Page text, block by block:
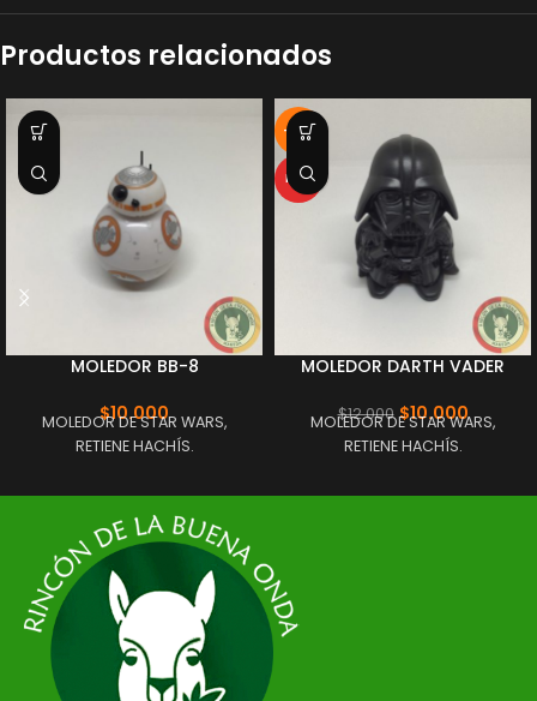
Productos relacionados
MOLEDOR BB-8
$10.000
MOLEDOR DE STAR WARS,
RETIENE HACHÍS.
-17%
HOT
MOLEDOR DARTH VADER
$12.000 $10.000
MOLEDOR DE STAR WARS,
RETIENE HACHÍS.